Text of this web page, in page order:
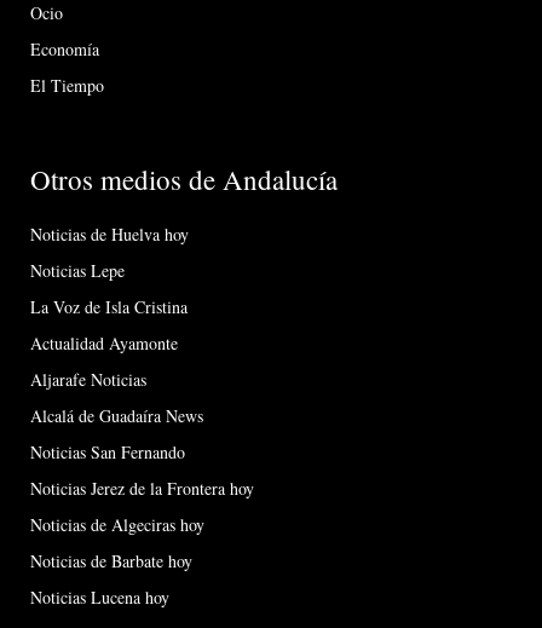
Ocio
Economía
El Tiempo
Otros medios de Andalucía
Noticias de Huelva hoy
Noticias Lepe
La Voz de Isla Cristina
Actualidad Ayamonte
Aljarafe Noticias
Alcalá de Guadaíra News
Noticias San Fernando
Noticias Jerez de la Frontera hoy
Noticias de Algeciras hoy
Noticias de Barbate hoy
Noticias Lucena hoy